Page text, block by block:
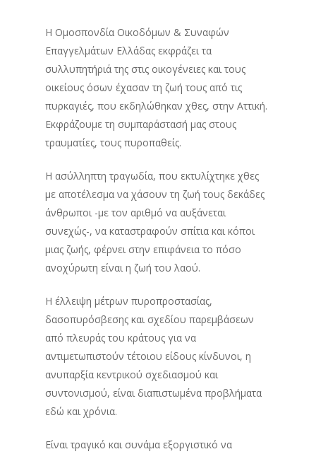
Η Ομοσπονδία Οικοδόμων & Συναφών
Επαγγελμάτων Ελλάδας εκφράζει τα
συλλυπητήριά της στις οικογένειες και τους
οικείους όσων έχασαν τη ζωή τους από τις
πυρκαγιές, που εκδηλώθηκαν χθες, στην Αττική.
Εκφράζουμε τη συμπαράστασή μας στους
τραυματίες, τους πυροπαθείς.
Η ασύλληπτη τραγωδία, που εκτυλίχτηκε χθες
με αποτέλεσμα να χάσουν τη ζωή τους δεκάδες
άνθρωποι -με τον αριθμό να αυξάνεται
συνεχώς-, να καταστραφούν σπίτια και κόποι
μιας ζωής, φέρνει στην επιφάνεια το πόσο
ανοχύρωτη είναι η ζωή του λαού.
Η έλλειψη μέτρων πυροπροστασίας,
δασοπυρόσβεσης και σχεδίου παρεμβάσεων
από πλευράς του κράτους για να
αντιμετωπιστούν τέτοιου είδους κίνδυνοι, η
ανυπαρξία κεντρικού σχεδιασμού και
συντονισμού, είναι διαπιστωμένα προβλήματα
εδώ και χρόνια.
Είναι τραγικό και συνάμα εξοργιστικό να